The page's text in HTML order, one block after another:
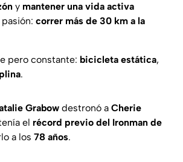
y mantener una vida activa
correr más de 30 km a la
pero constante: bicicleta estática,
.
Grabow destronó a Cherie
el récord previo del Ironman de
a los 78 años.